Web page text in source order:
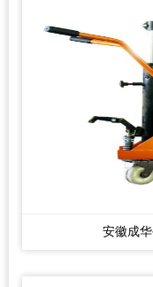
安徽成